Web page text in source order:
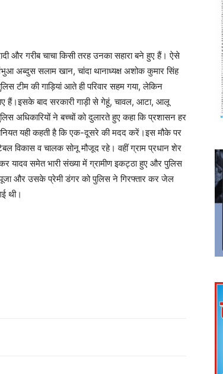
और गरीब चाचा किसी तरह उनका सहारा बने हुए हैं। ऐसे
अब्दुस सलाम खान, चांदा थानाध्यक्ष अशोक कुमार सिंह
टीम की गाड़ियां आते ही परिवार सहम गया, लेकिन
हैं।इसके बाद सरकारी गाड़ी से गेहूं, चावल, आटा, आलू
अधिकारियों ने बच्चों को दुलारते हुए कहा कि प्रशासन हर
यही कहती है कि एक-दूसरे की मदद करें।इस मौके पर
विकास व चालक सोनू मौजूद रहे। वहीं ग्राम प्रधान शेर
यादव समेत भारी संख्या में ग्रामीण इकट्ठा हुए और पुलिस
और उसके प्रेमी डंगर को पुलिस ने गिरफ्तार कर जेल
थी।